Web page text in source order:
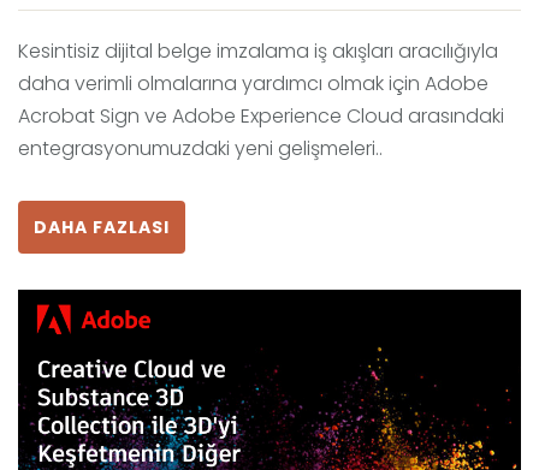
Kesintisiz dijital belge imzalama iş akışları aracılığıyla
daha verimli olmalarına yardımcı olmak için Adobe
Acrobat Sign ve Adobe Experience Cloud arasındaki
entegrasyonumuzdaki yeni gelişmeleri..
DAHA FAZLASI